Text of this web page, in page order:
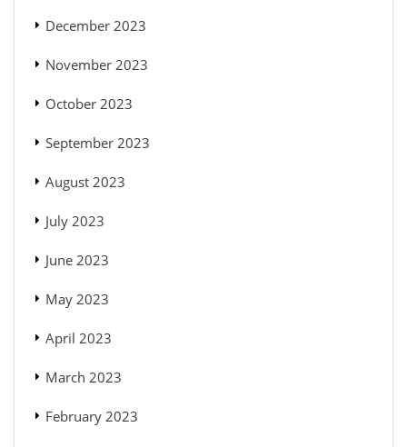
December 2023
November 2023
October 2023
September 2023
August 2023
July 2023
June 2023
May 2023
April 2023
March 2023
February 2023